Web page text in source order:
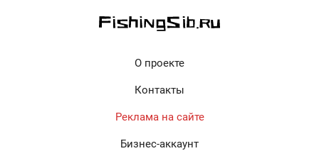
О проекте
Контакты
Реклама на сайте
Бизнес-аккаунт